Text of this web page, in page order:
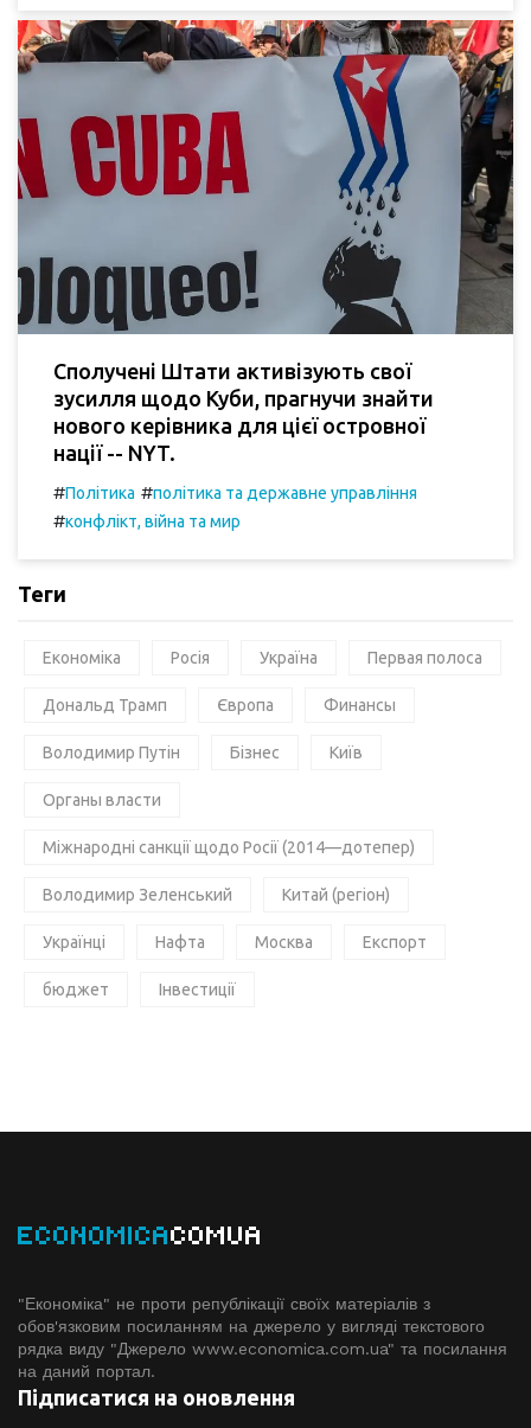
Сполучені Штати активізують свої
зусилля щодо Куби, прагнучи знайти
нового керівника для цієї островної
нації -- NYT.
#Політика #політика та державне управління
#конфлікт, війна та мир
Теги
Економіка Росія Україна Первая полоса
Дональд Трамп Європа Финансы
Володимир Путін Бізнес Київ
Органы власти
Міжнародні санкції щодо Росії (2014—дотепер)
Володимир Зеленський Китай (регіон)
Українці Нафта Москва Експорт
бюджет Інвестиції
ECONOMICACOMUA
"Економіка" не проти републікації своїх матеріалів з
обов'язковим посиланням на джерело у вигляді текстового
рядка виду "Джерело www.economiсa.com.ua" та посилання
на даний портал.
Підписатися на оновлення